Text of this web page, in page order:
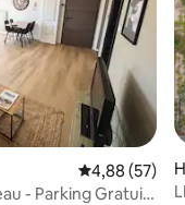
Évaluation
4,88 (57)
- Parking Gratuit